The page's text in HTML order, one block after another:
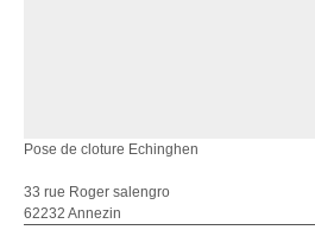
Pose de cloture Echinghen
33 rue Roger salengro
62232 Annezin